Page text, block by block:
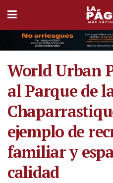
World Urban
al Parque de
ejemplo de
familiar y
calidad